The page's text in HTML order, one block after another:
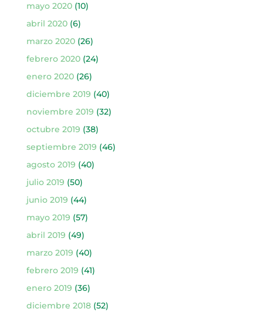
mayo 2020(10)
abril 2020(6)
marzo 2020(26)
febrero 2020(24)
enero 2020(26)
diciembre 2019 (40)
noviembre 2019 (32)
octubre 2019 (38)
septiembre 2019 (46)
agosto 2019 (40)
julio 2019 (50)
junio 2019 (44)
mayo 2019 (57)
abril 2019 (49)
marzo 2019 (40)
febrero 2019 (41)
enero 2019 (36)
diciembre 2018(52)